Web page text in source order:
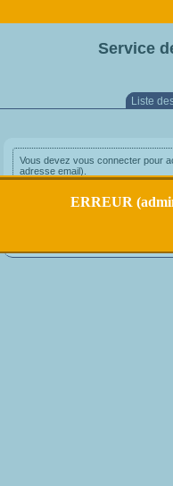
ERREUR
Service
Liste
Vous devez vous connecter pour
adresse email).
adresse email :